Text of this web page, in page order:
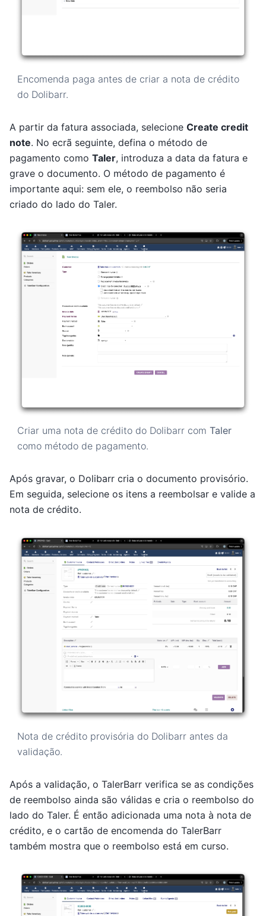
Encomenda paga antes de criar a nota de crédito
do Dolibarr.
A partir da fatura associada, selecione Create credit
note. No ecrã seguinte, defina o método de
pagamento como Taler, introduza a data da fatura e
grave o documento. O método de pagamento é
importante aqui: sem ele, o reembolso não seria
criado do lado do Taler.
Criar uma nota de crédito do Dolibarr com Taler
como método de pagamento.
Após gravar, o Dolibarr cria o documento provisório.
Em seguida, selecione os itens a reembolsar e valide a
nota de crédito.
Nota de crédito provisória do Dolibarr antes da
validação.
Após a validação, o TalerBarr verifica se as condições
de reembolso ainda são válidas e cria o reembolso do
lado do Taler. É então adicionada uma nota à nota de
crédito, e o cartão de encomenda do TalerBarr
também mostra que o reembolso está em curso.